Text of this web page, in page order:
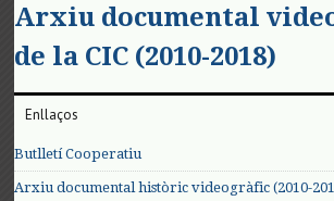
Arxiu documental
de la CIC (2010-2018)
Enllaços
Butlletí Cooperatiu
Arxiu documental històric videogràfic (2010-